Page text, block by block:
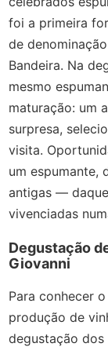
foi a primeira
de
Bandeira. Na
mesmo
maturação: um
surpresa,
visita.
um espumante,
antigas —
vivenciadas
Degustação
Giovanni
Para conhecer
produção de
degustação